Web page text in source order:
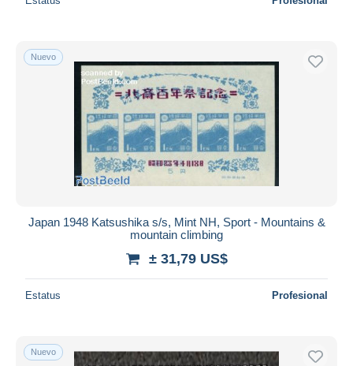
Nuevo
Japan 1948 Katsushika s/s, Mint NH, Sport - Mountains &
mountain climbing
± 31,79 US$
Estatus Profesional
Nuevo